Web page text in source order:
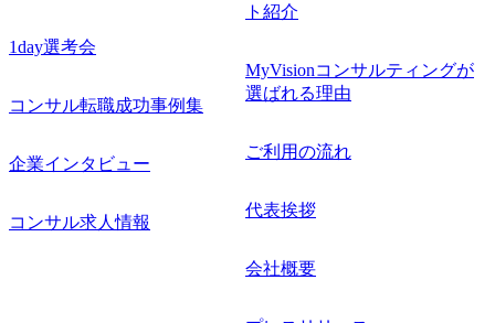
1day選考会
コンサル転職成功事例集
企業インタビュー
コンサル求人情報
ト紹介
MyVisionコンサルティングが
選ばれる理由
ご利用の流れ
代表挨拶
会社概要